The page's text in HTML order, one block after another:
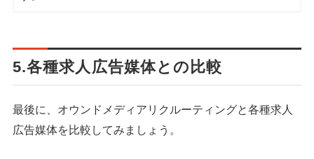
5.各種求人広告媒体との比較
最後に、オウンドメディアリクルーティングと各種求人
広告媒体を比較してみましょう。